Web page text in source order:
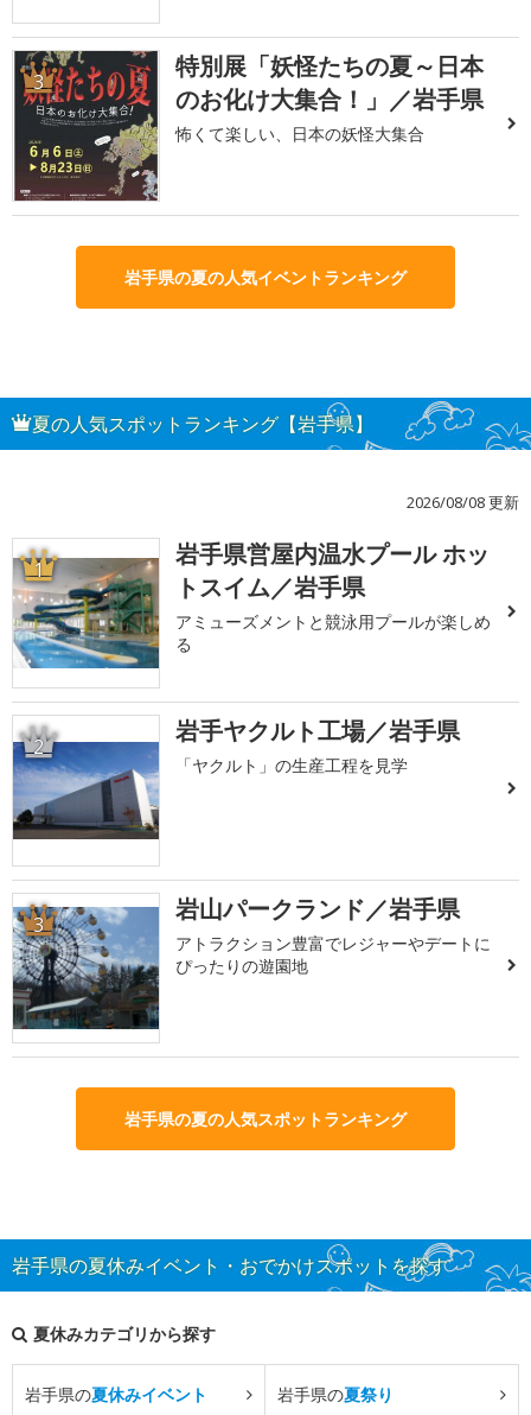
3
特別展「妖怪たちの夏～日本
のお化け大集合！」／岩手県
怖くて楽しい、日本の妖怪大集合
岩手県の夏の人気イベントランキング
夏の人気スポットランキング【岩手県】
2026/08/08 更新
1
岩手県営屋内温水プール ホッ
トスイム／岩手県
アミューズメントと競泳用プールが楽しめ
る
2 岩手ヤクルト工場／岩手県
「ヤクルト」の生産工程を見学
3 岩山パークランド／岩手県
アトラクション豊富でレジャーやデートに
ぴったりの遊園地
岩手県の夏の人気スポットランキング
岩手県の夏休みイベント・おでかけスポットを探す
夏休みカテゴリから探す
岩手県の夏休みイベント 岩手県の夏祭り